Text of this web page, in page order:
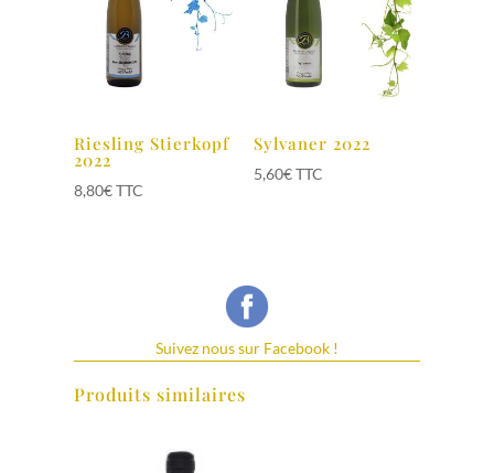
Riesling Stierkopf
2022
8,80€TTC
Sylvaner 2022
5,60€TTC
Suivez nous sur Facebook !
Produits similaires